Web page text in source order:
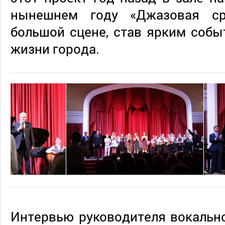
нынешнем году «Джазовая
большой сцене, став ярким
жизни города.
Интервью руководителя